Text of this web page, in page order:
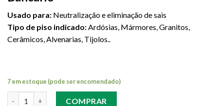
Usado para: Neutralização e eliminação de sais
Tipo de piso indicado:Ardósias, Mármores, Granitos,
Cerâmicos, Alvenarias, Tijolos..
7 em estoque (pode ser encomendado)
COMPRAR